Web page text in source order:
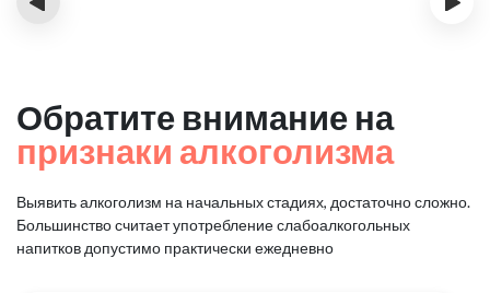
Обратите внимание на
признаки алкоголизма
Выявить алкоголизм на начальных стадиях, достаточно сложно.
Большинство считает употребление слабоалкогольных
напитков допустимо практически ежедневно